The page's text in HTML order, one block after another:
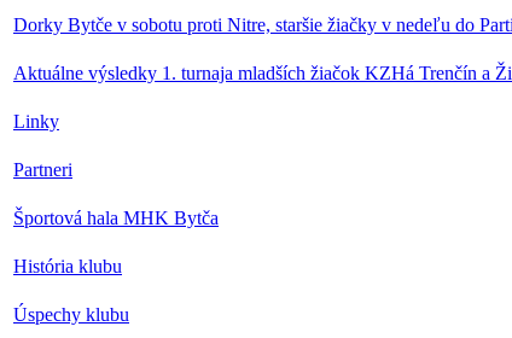
Dorky Bytče v sobotu proti Nitre, staršie žiačky v nedeľu do
Aktuálne výsledky 1. turnaja mladších žiačok KZHá Trenčín a
Linky
Partneri
Športová hala MHK Bytča
História klubu
Úspechy klubu